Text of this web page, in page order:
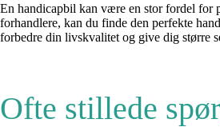
En handicapbil kan være en stor fordel for
forhandlere, kan du finde den perfekte
forbedre din livskvalitet og give dig større
Ofte stillede